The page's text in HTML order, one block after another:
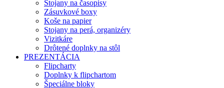
Stojany na časopisy
Zásuvkové boxy
Koše na papier
Stojany na perá, organizéry
Vizitkáre
Drôtené doplnky na stôl
PREZENTÁCIA
Flipcharty
Doplnky k flipchartom
Špeciálne bloky